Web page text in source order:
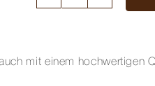
38
mit einem hochwertigen